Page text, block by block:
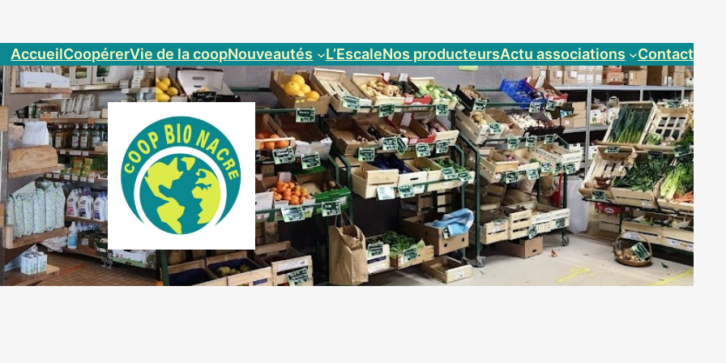
AccueilCoopérerVie de la coopNouveautés L’EscaleNos producteursActu associations Contact